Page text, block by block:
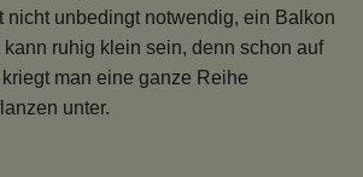
nicht unbedingt notwendig, ein Balkon
ruhig klein sein, denn schon auf
man eine ganze Reihe
unter.